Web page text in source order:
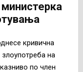
кривична
злоупотреба на
по член